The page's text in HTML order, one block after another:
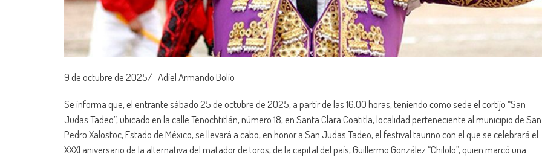
9 de octubre de 2025/ Adiel Armando Bolio
Se informa que, el entrante sábado 25 de octubre de 2025, a partir de las 16:00 horas, teniendo como sede el cortijo “San
Judas Tadeo”, ubicado en la calle Tenochtitlán, número 18, en Santa Clara Coatitla, localidad perteneciente al municipio de San
Pedro Xalostoc, Estado de México, se llevará a cabo, en honor a San Judas Tadeo, el festival taurino con el que se celebrará el
XXXI aniversario de la alternativa del matador de toros, de la capital del país, Guillermo González “Chilolo”, quien marcó una